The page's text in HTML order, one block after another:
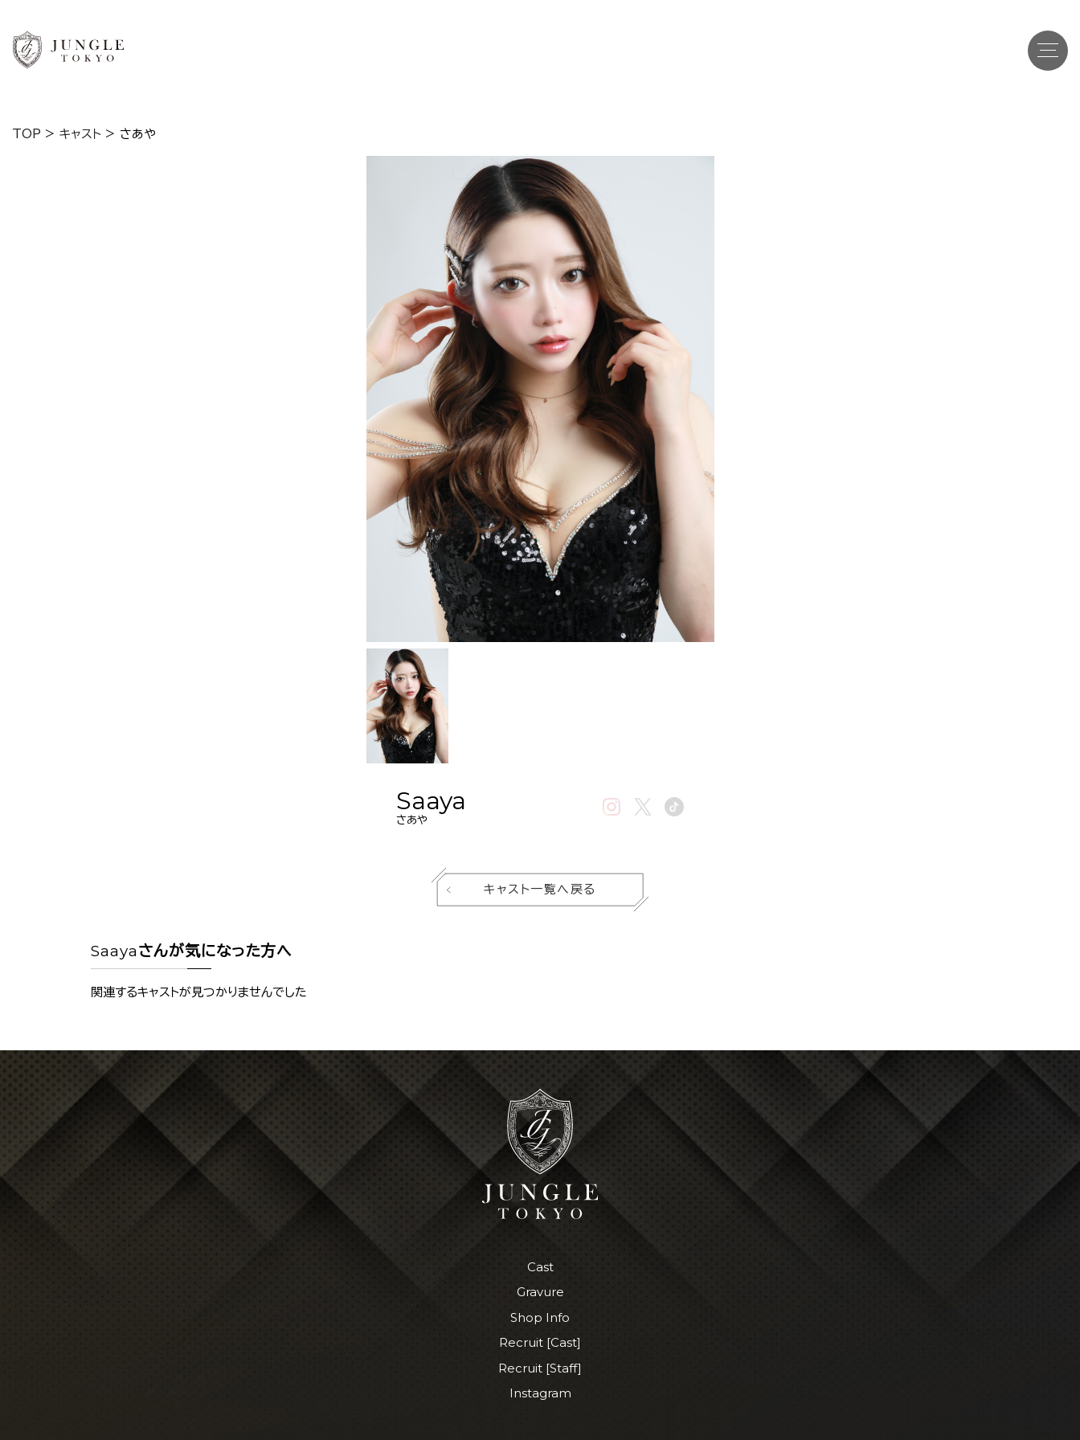
Top トップ
Cast キャスト一覧
Gravure グラビア
Recruit Cast キャスト求人
Recruit Staff スタッフ求人
Shop Info 店舗一覧
J-Tokyo Entertainment プロダクション事業
TOP > キャスト > さあや
Saaya
さあや
キャスト一覧へ戻る
Saaya さんが気になった方へ
関連するキャストが見つかりませんでした
Cast
Gravure
Shop Info
Recruit [Cast]
Recruit [Staff]
Instagram